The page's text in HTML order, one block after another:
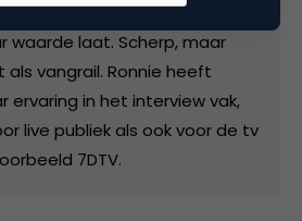
hij degene die hij interviewt
waarde laat. Scherp, maar
vangrail. Ronnie heeft
ervaring in het interview vak,
live publiek als ook voor de tv
7DTV.